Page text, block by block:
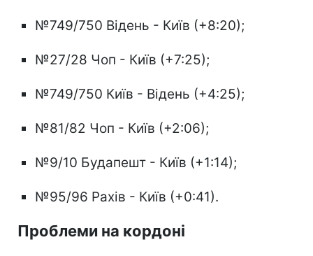
№749/750 Відень - Київ (+8:20);
№27/28 Чоп - Київ (+7:25);
№749/750 Київ - Відень (+4:25);
№81/82 Чоп - Київ (+2:06);
№9/10 Будапешт - Київ (+1:14);
№95/96 Рахів - Київ (+0:41).
Проблеми на кордоні